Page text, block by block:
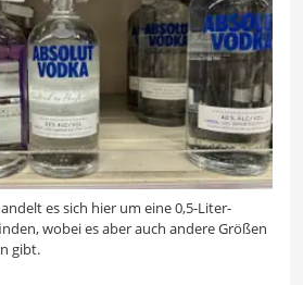
es sich hier um eine 0,5-Liter-
wobei es aber auch andere Größen
gibt.